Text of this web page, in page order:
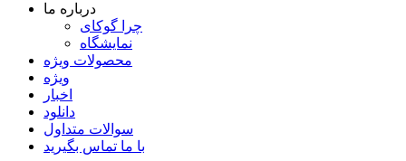
درباره ما
چرا گوکای
نمایشگاه
محصولات ویژه
ویژه
اخبار
دانلود
سوالات متداول
با ما تماس بگیرید